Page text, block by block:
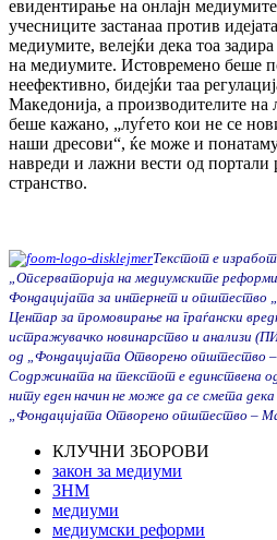
евидентирање на онлајн
учесниците застанаа против
медиумите, велејќи дека тоа
на медиумите. Истовремено беше
неефективно, бидејќи таа
Македонија, а производителите
беше кажано, „луѓето кои не се
наши дресови“, ќе може и
навреди и лажни вести од портали
странство.
Текстот е
„Опсерваторија на медиумските
Фондацијата за интернет и општество
Центар за промовирање на граѓански
истражувачко новинарство и анализи
од „Фондацијата Отворено општество –
Содржината на текстот е единствена
ниту еден начин не може да се смета
„Фондацијата Отворено општество –
КЛУЧНИ ЗБОРОВИ
закон за медиуми
ЗНМ
медиуми
медиумски реформи